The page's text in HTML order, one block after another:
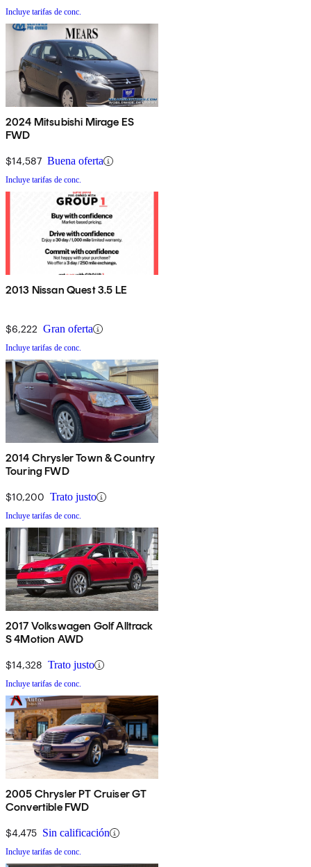
Incluye tarifas de conc.
2024 Mitsubishi Mirage ES
FWD
$14,587 Buena oferta
Incluye tarifas de conc.
2013 Nissan Quest 3.5 LE
$6,222 Gran oferta
Incluye tarifas de conc.
2014 Chrysler Town & Country
Touring FWD
$10,200 Trato justo
Incluye tarifas de conc.
2017 Volkswagen Golf Alltrack
S 4Motion AWD
$14,328 Trato justo
Incluye tarifas de conc.
2005 Chrysler PT Cruiser GT
Convertible FWD
$4,475 Sin calificación
Incluye tarifas de conc.